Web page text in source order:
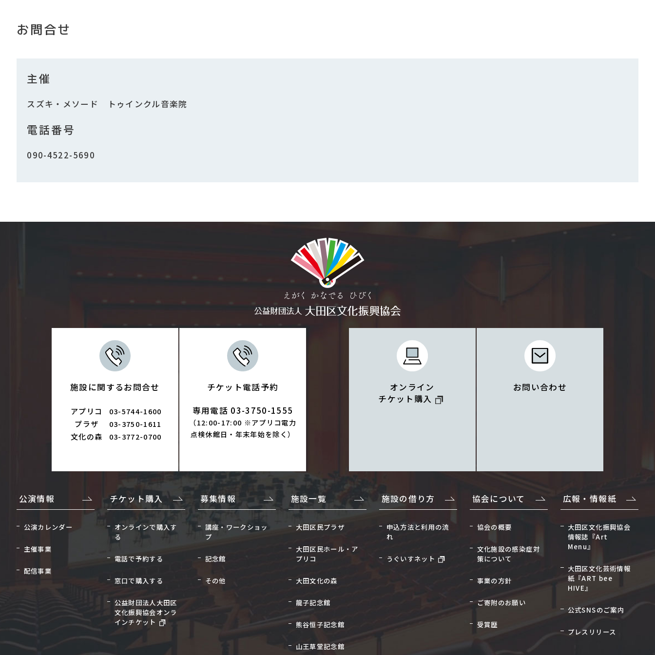
お問合せ
主催
スズキ・メソード トゥインクル音楽院
電話番号
090-4522-5690
施設に関するお問合せ
アプリコ 03-5744-1600
プラザ 03-3750-1611
文化の森 03-3772-0700
チケット電話予約
専用電話 03-3750-1555
（12:00-17:00 ※アプリコ電力
点検休館日・年末年始を除く）
オンライン
チケット購入
お問い合わせ
公演情報
公演カレンダー
主催事業
配信事業
チケット購入
オンラインで購入す
る
電話で予約する
窓口で購入する
公益財団法人大田区
文化振興協会オンラ
インチケット
募集情報
講座・ワークショッ
プ
記念館
その他
施設一覧
大田区民プラザ
大田区民ホール・ア
プリコ
大田文化の森
龍子記念館
熊谷恒子記念館
山王草堂記念館
施設の借り方
申込方法と利用の流
れ
うぐいすネット
協会について
協会の概要
文化施設の感染症対
策について
事業の方針
ご寄附のお願い
受賞歴
広報・情報紙
大田区文化振興協会
情報誌『Art
Menu』
大田区文化芸術情報
紙『ART bee
HIVE』
公式SNSのご案内
プレスリリース